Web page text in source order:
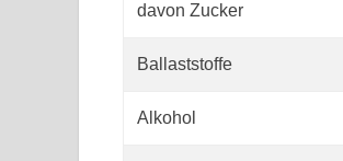
davon Zucker
Ballaststoffe
Alkohol